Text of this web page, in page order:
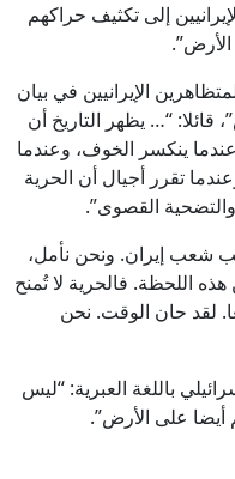
إلى تكثيف حراكهم
الإيرانيين في بيان
“… يظهر التاريخ أن
ينكسر الخوف، وعندما
تقرر أجيال أن الحرية
القصوى”.
شعب إيران. ونحن نأمل،
اللحظة. فالحرية لا تُمنح
لقد حان الوقت. نحن
باللغة العبرية: “ليس
أيضا على الأرض”.